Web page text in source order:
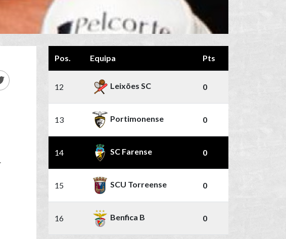
Pos. Equipa Pts
12 Leixões SC 0
13 Portimonense 0
14 SC Farense 0
15 SCU Torreense 0
16 Benfica B 0